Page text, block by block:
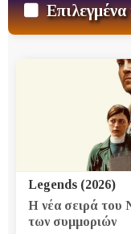
Legends (2026)
Η νέα σειρά του
των συμμοριών